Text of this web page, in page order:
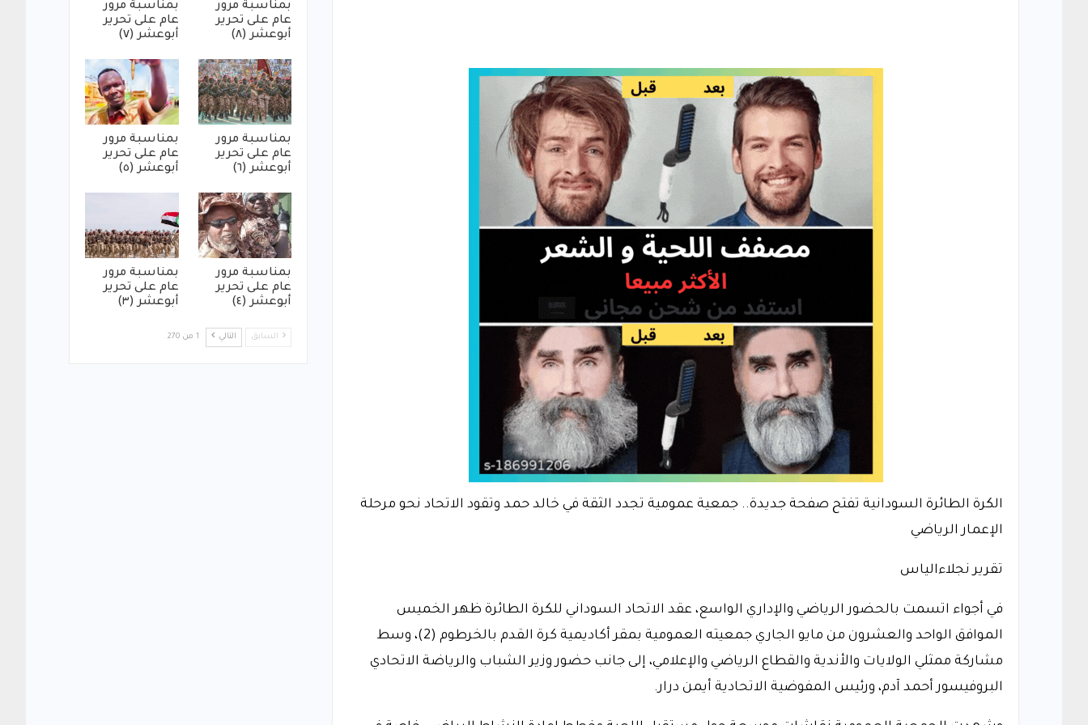
الكرة الطائرة السودانية تفتح صفحة جديدة.. جمعية عمومية تجدد الثقة في خالد حمد وتقود الاتحاد نحو مرحلة
الإعمار الرياضي
تقرير نجلاءالياس
في أجواء اتسمت بالحضور الرياضي والإداري الواسع، عقد الاتحاد السوداني للكرة الطائرة ظهر الخميس
الموافق الواحد والعشرون من مايو الجاري جمعيته العمومية بمقر أكاديمية كرة القدم بالخرطوم (2)، وسط
مشاركة ممثلي الولايات والأندية والقطاع الرياضي والإعلامي، إلى جانب حضور وزير الشباب والرياضة الاتحادي
البروفيسور أحمد آدم، ورئيس المفوضية الاتحادية أيمن درار.
بمناسبة مرور
عام على تحرير
أبوعشر (٨)
بمناسبة مرور
عام على تحرير
أبوعشر (٧)
بمناسبة مرور
عام على تحرير
أبوعشر (٦)
بمناسبة مرور
عام على تحرير
أبوعشر (٥)
بمناسبة مرور
عام على تحرير
أبوعشر (٤)
بمناسبة مرور
عام على تحرير
أبوعشر (٣)
السابق التالي 1 من 270